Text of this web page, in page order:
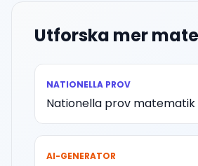
Utforska mer
NATIONELLA PROV
Nationella prov matematik
AI-GENERATOR